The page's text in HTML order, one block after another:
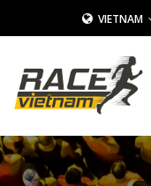
VIETNAM